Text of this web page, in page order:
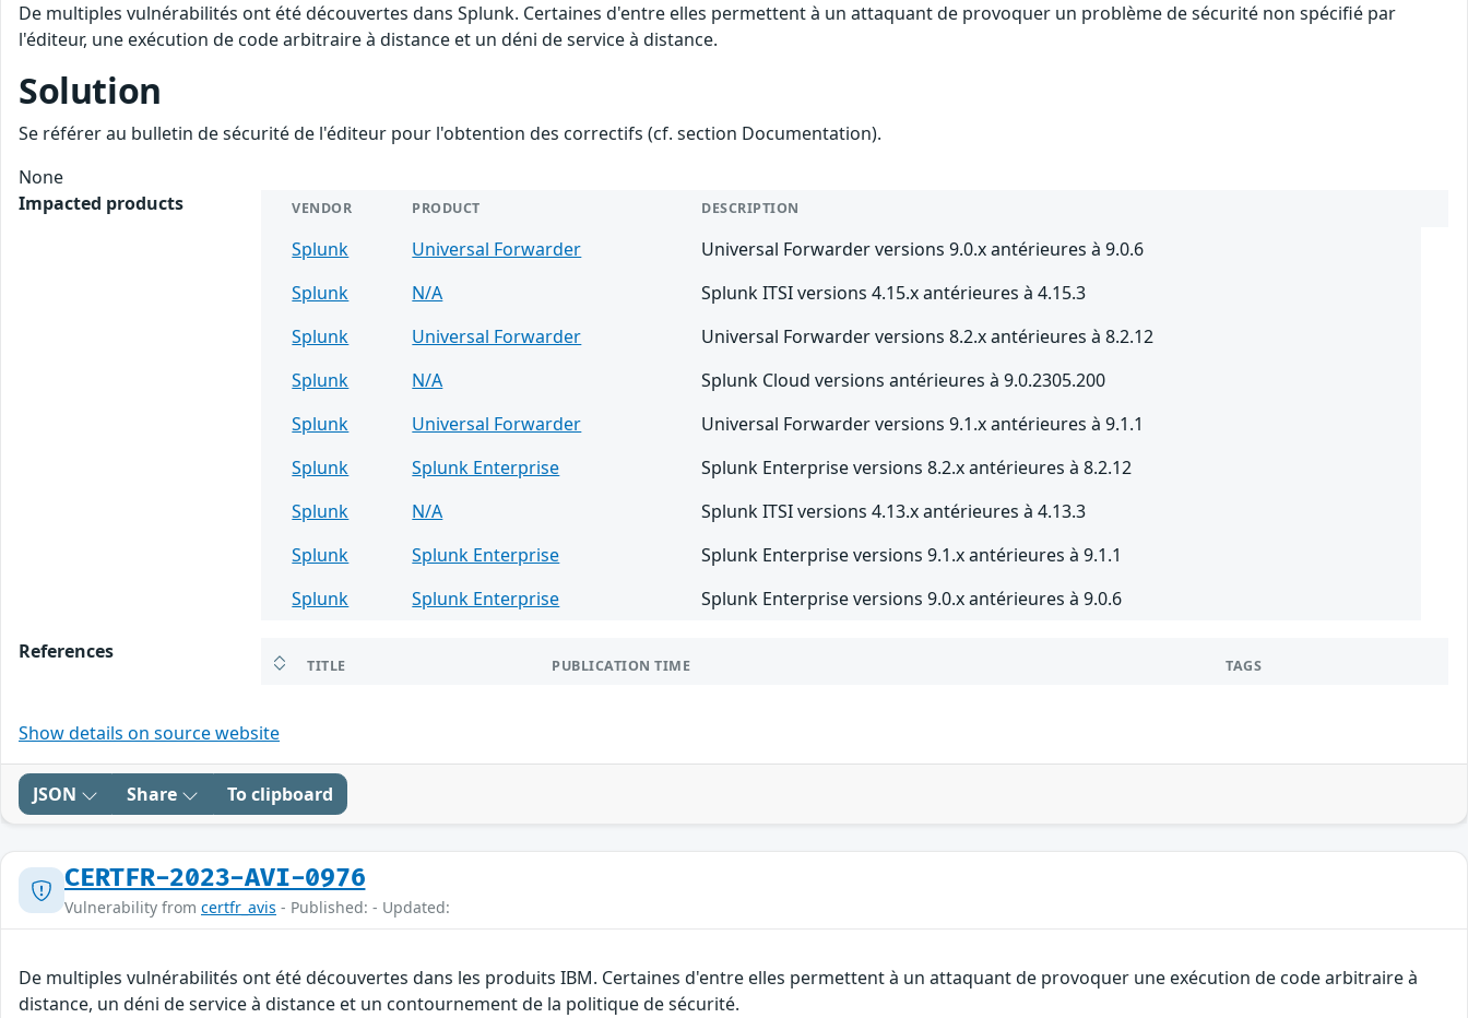
De multiples vulnérabilités ont été découvertes dans Splunk. Certaines d'entre elles permettent à un attaquant de provoquer un problème de sécurité non spécifié par
l'éditeur, une exécution de code arbitraire à distance et un déni de service à distance.
Solution
Se référer au bulletin de sécurité de l'éditeur pour l'obtention des correctifs (cf. section Documentation).
None
Impacted products
VENDOR PRODUCT DESCRIPTION
Splunk Universal Forwarder
Universal Forwarder versions 9.0.x antérieures à 9.0.6
Splunk
N/A
Splunk ITSI versions 4.15.x antérieures à 4.15.3
Splunk
Universal Forwarder
Universal Forwarder versions 8.2.x antérieures à 8.2.12
Splunk
N/A
Splunk Cloud versions antérieures à 9.0.2305.200
Splunk
Universal Forwarder
Universal Forwarder versions 9.1.x antérieures à 9.1.1
Splunk
Splunk Enterprise
Splunk Enterprise versions 8.2.x antérieures à 8.2.12
Splunk
N/A
Splunk ITSI versions 4.13.x antérieures à 4.13.3
Splunk
Splunk Enterprise
Splunk Enterprise versions 9.1.x antérieures à 9.1.1
Splunk
Splunk Enterprise Splunk Enterprise versions 9.0.x antérieures à 9.0.6
References
TITLE PUBLICATION TIME TAGS
Show details on source website
JSON Share To clipboard
CERTFR-2023-AVI-0976
Vulnerability from certfr_avis - Published: - Updated:
De multiples vulnérabilités ont été découvertes dans les produits IBM. Certaines d'entre elles permettent à un attaquant de provoquer une exécution de code arbitraire à
distance, un déni de service à distance et un contournement de la politique de sécurité.